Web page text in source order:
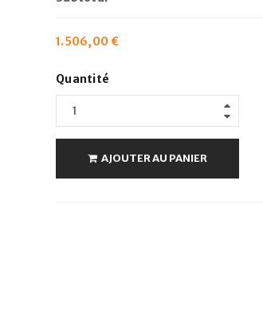
1.506,00€
Quantité
AJOUTER AU PANIER